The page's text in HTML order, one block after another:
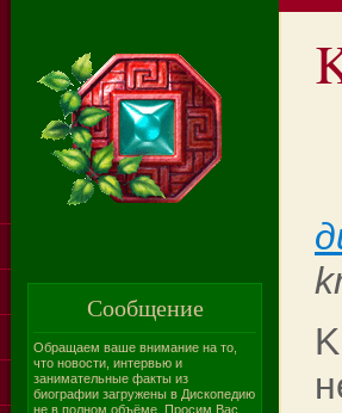
Сообщение
Обращаем ваше внимание на то,
что новости, интервью и
занимательные факты из
биографии загружены в Дископедию
не в полном объёме. Просим Вас